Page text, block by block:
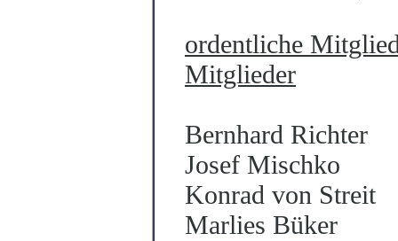
ordentliche
Mitglieder
Bernhard Richter
Josef Mischko
Konrad von Streit
Marlies Büker